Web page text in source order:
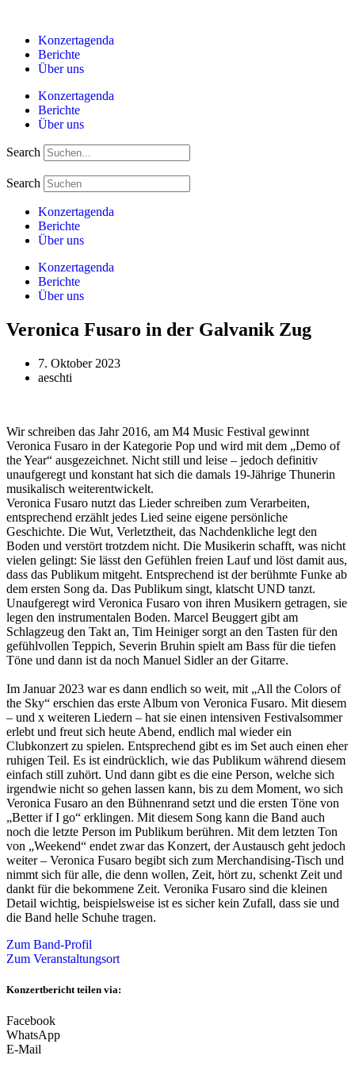
springenKonzertagenda
Berichte
Über uns
Konzertagenda
Berichte
Über uns
Search
Search
Konzertagenda
Berichte
Über uns
Konzertagenda
Berichte
Über uns
Veronica Fusaro in der Galvanik Zug
7. Oktober 2023
aeschti
Wir schreiben das Jahr 2016, am M4 Music Festival gewinnt
Veronica Fusaro in der Kategorie Pop und wird mit dem „Demo of
the Year“ ausgezeichnet. Nicht still und leise – jedoch definitiv
unaufgeregt und konstant hat sich die damals 19-Jährige Thunerin
musikalisch weiterentwickelt.
Veronica Fusaro nutzt das Lieder schreiben zum Verarbeiten,
entsprechend erzählt jedes Lied seine eigene persönliche
Geschichte. Die Wut, Verletztheit, das Nachdenkliche legt den
Boden und verstört trotzdem nicht. Die Musikerin schafft, was nicht
vielen gelingt: Sie lässt den Gefühlen freien Lauf und löst damit aus,
dass das Publikum mitgeht. Entsprechend ist der berühmte Funke ab
dem ersten Song da. Das Publikum singt, klatscht UND tanzt.
Unaufgeregt wird Veronica Fusaro von ihren Musikern getragen, sie
legen den instrumentalen Boden. Marcel Beuggert gibt am
Schlagzeug den Takt an, Tim Heiniger sorgt an den Tasten für den
gefühlvollen Teppich, Severin Bruhin spielt am Bass für die tiefen
Töne und dann ist da noch Manuel Sidler an der Gitarre.
Im Januar 2023 war es dann endlich so weit, mit „All the Colors of
the Sky“ erschien das erste Album von Veronica Fusaro. Mit diesem
– und x weiteren Liedern – hat sie einen intensiven Festivalsommer
erlebt und freut sich heute Abend, endlich mal wieder ein
Clubkonzert zu spielen. Entsprechend gibt es im Set auch einen eher
ruhigen Teil. Es ist eindrücklich, wie das Publikum während diesem
einfach still zuhört. Und dann gibt es die eine Person, welche sich
irgendwie nicht so gehen lassen kann, bis zu dem Moment, wo sich
Veronica Fusaro an den Bühnenrand setzt und die ersten Töne von
„Better if I go“ erklingen. Mit diesem Song kann die Band auch
noch die letzte Person im Publikum berühren. Mit dem letzten Ton
von „Weekend“ endet zwar das Konzert, der Austausch geht jedoch
weiter – Veronica Fusaro begibt sich zum Merchandising-Tisch und
nimmt sich für alle, die denn wollen, Zeit, hört zu, schenkt Zeit und
dankt für die bekommene Zeit. Veronika Fusaro sind die kleinen
Detail wichtig, beispielsweise ist es sicher kein Zufall, dass sie und
die Band helle Schuhe tragen.
Zum Band-Profil
Zum Veranstaltungsort
Konzertbericht teilen via:
Facebook
WhatsApp
E-Mail